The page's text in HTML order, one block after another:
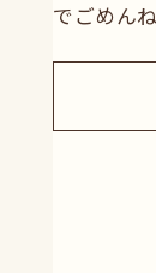
でごめん